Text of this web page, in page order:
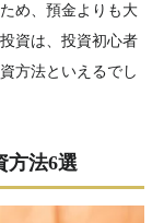
め、預金よりも大
資は、投資初心者
方法といえるでし
方法6選